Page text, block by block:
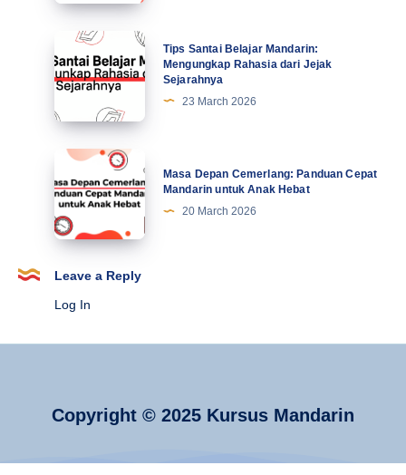
Ke-
Lucu
Mahasiswa
Terbaru
Tips
Santai
Belajar
Mandarin:
Mengungkap
Rahasia
dari
Jejak
Sejarahnya
Tips Santai Belajar Mandarin:
Mengungkap Rahasia dari Jejak
Sejarahnya
23 March 2026
Masa
Depan
Cemerlang:
Panduan
Cepat
Mandarin
Masa Depan Cemerlang: Panduan Cepat
Mandarin untuk Anak Hebat
20 March 2026
Leave a Reply
Log In
Copyright © 2025 Kursus Mandarin